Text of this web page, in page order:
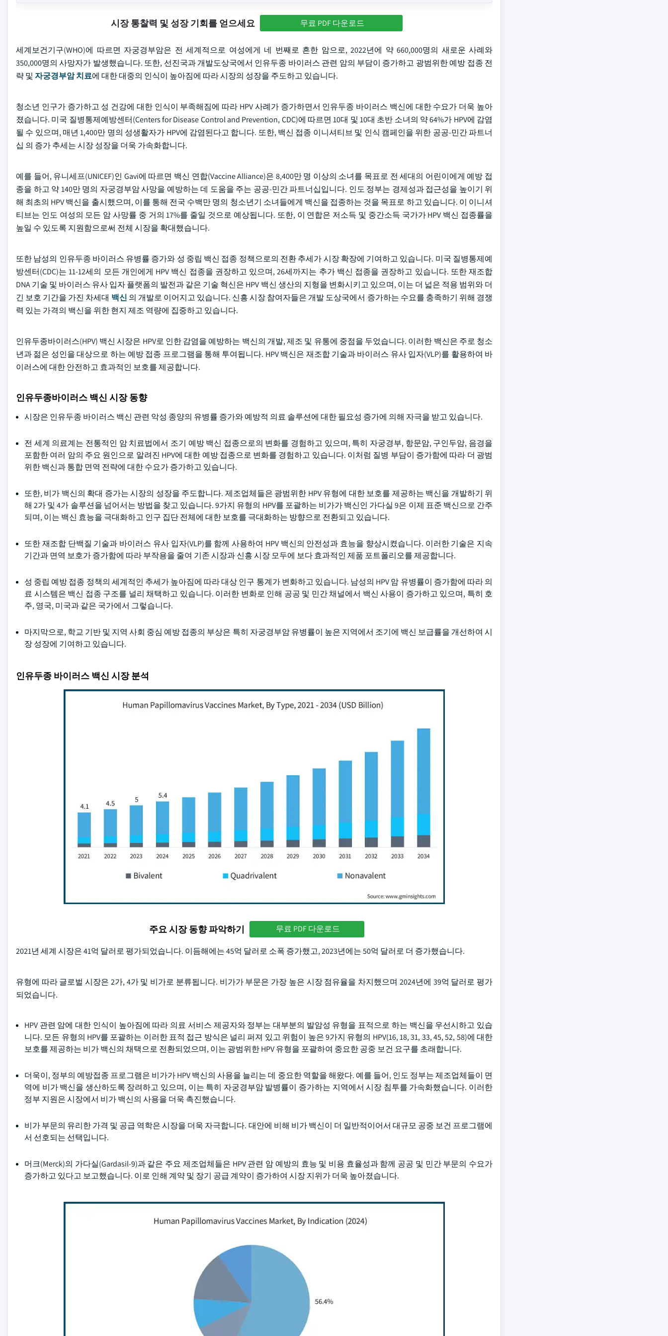
시장 통찰력 및 성장 기회를 얻으세요 무료 PDF 다운로드
세계보건기구(WHO)에 따르면 자궁경부암은 전 세계적으로 여성에게 네 번째로 흔한 암으로, 2022년에 약 660,000명의 새로운 사례와
350,000명의 사망자가 발생했습니다. 또한, 선진국과 개발도상국에서 인유두종 바이러스 관련 암의 부담이 증가하고 광범위한 예방 접종 전
략 및 자궁경부암 치료에 대한 대중의 인식이 높아짐에 따라 시장의 성장을 주도하고 있습니다.
청소년 인구가 증가하고 성 건강에 대한 인식이 부족해짐에 따라 HPV 사례가 증가하면서 인유두종 바이러스 백신에 대한 수요가 더욱 높아
졌습니다. 미국 질병통제예방센터(Centers for Disease Control and Prevention, CDC)에 따르면 10대 및 10대 초반 소녀의 약 64%가 HPV에 감염
될 수 있으며, 매년 1,400만 명의 성생활자가 HPV에 감염된다고 합니다. 또한, 백신 접종 이니셔티브 및 인식 캠페인을 위한 공공-민간 파트너
십 의 증가 추세는 시장 성장을 더욱 가속화합니다.
예를 들어, 유니세프(UNICEF)인 Gavi에 따르면 백신 연합(Vaccine Alliance)은 8,400만 명 이상의 소녀를 목표로 전 세대의 어린이에게 예방 접
종을 하고 약 140만 명의 자궁경부암 사망을 예방하는 데 도움을 주는 공공-민간 파트너십입니다. 인도 정부는 경제성과 접근성을 높이기 위
해 최초의 HPV 백신을 출시했으며, 이를 통해 전국 수백만 명의 청소년기 소녀들에게 백신을 접종하는 것을 목표로 하고 있습니다. 이 이니셔
티브는 인도 여성의 모든 암 사망률 중 거의 17%를 줄일 것으로 예상됩니다. 또한, 이 연합은 저소득 및 중간소득 국가가 HPV 백신 접종률을
높일 수 있도록 지원함으로써 전체 시장을 확대했습니다.
또한 남성의 인유두종 바이러스 유병률 증가와 성 중립 백신 접종 정책으로의 전환 추세가 시장 확장에 기여하고 있습니다. 미국 질병통제예
방센터(CDC)는 11-12세의 모든 개인에게 HPV 백신 접종을 권장하고 있으며, 26세까지는 추가 백신 접종을 권장하고 있습니다. 또한 재조합
DNA 기술 및 바이러스 유사 입자 플랫폼의 발전과 같은 기술 혁신은 HPV 백신 생산의 지형을 변화시키고 있으며, 이는 더 넓은 적용 범위와 더
긴 보호 기간을 가진 차세대 백신 의 개발로 이어지고 있습니다. 신흥 시장 참여자들은 개발 도상국에서 증가하는 수요를 충족하기 위해 경쟁
력 있는 가격의 백신을 위한 현지 제조 역량에 집중하고 있습니다.
인유두종바이러스(HPV) 백신 시장은 HPV로 인한 감염을 예방하는 백신의 개발, 제조 및 유통에 중점을 두었습니다. 이러한 백신은 주로 청소
년과 젊은 성인을 대상으로 하는 예방 접종 프로그램을 통해 투여됩니다. HPV 백신은 재조합 기술과 바이러스 유사 입자(VLP)를 활용하여 바
이러스에 대한 안전하고 효과적인 보호를 제공합니다.
인유두종바이러스 백신 시장 동향
시장은 인유두종 바이러스 백신 관련 악성 종양의 유병률 증가와 예방적 의료 솔루션에 대한 필요성 증가에 의해 자극을 받고 있습니다.
전 세계 의료계는 전통적인 암 치료법에서 조기 예방 백신 접종으로의 변화를 경험하고 있으며, 특히 자궁경부, 항문암, 구인두암, 음경을
포함한 여러 암의 주요 원인으로 알려진 HPV에 대한 예방 접종으로 변화를 경험하고 있습니다. 이처럼 질병 부담이 증가함에 따라 더 광범
위한 백신과 통합 면역 전략에 대한 수요가 증가하고 있습니다.
또한, 비가 백신의 확대 증가는 시장의 성장을 주도합니다. 제조업체들은 광범위한 HPV 유형에 대한 보호를 제공하는 백신을 개발하기 위
해 2가 및 4가 솔루션을 넘어서는 방법을 찾고 있습니다. 9가지 유형의 HPV를 포괄하는 비가가 백신인 가다실 9은 이제 표준 백신으로 간주
되며, 이는 백신 효능을 극대화하고 인구 집단 전체에 대한 보호를 극대화하는 방향으로 전환되고 있습니다.
또한 재조합 단백질 기술과 바이러스 유사 입자(VLP)를 함께 사용하여 HPV 백신의 안전성과 효능을 향상시켰습니다. 이러한 기술은 지속
기간과 면역 보호가 증가함에 따라 부작용을 줄여 기존 시장과 신흥 시장 모두에 보다 효과적인 제품 포트폴리오를 제공합니다.
성 중립 예방 접종 정책의 세계적인 추세가 높아짐에 따라 대상 인구 통계가 변화하고 있습니다. 남성의 HPV 암 유병률이 증가함에 따라 의
료 시스템은 백신 접종 구조를 널리 채택하고 있습니다. 이러한 변화로 인해 공공 및 민간 채널에서 백신 사용이 증가하고 있으며, 특히 호
주, 영국, 미국과 같은 국가에서 그렇습니다.
마지막으로, 학교 기반 및 지역 사회 중심 예방 접종의 부상은 특히 자궁경부암 유병률이 높은 지역에서 조기에 백신 보급률을 개선하여 시
장 성장에 기여하고 있습니다.
인유두종 바이러스 백신 시장 분석
주요 시장 동향 파악하기 무료 PDF 다운로드
2021년 세계 시장은 41억 달러로 평가되었습니다. 이듬해에는 45억 달러로 소폭 증가했고, 2023년에는 50억 달러로 더 증가했습니다.
유형에 따라 글로벌 시장은 2가, 4가 및 비가로 분류됩니다. 비가가 부문은 가장 높은 시장 점유율을 차지했으며 2024년에 39억 달러로 평가
되었습니다.
HPV 관련 암에 대한 인식이 높아짐에 따라 의료 서비스 제공자와 정부는 대부분의 발암성 유형을 표적으로 하는 백신을 우선시하고 있습
니다. 모든 유형의 HPV를 포괄하는 이러한 표적 접근 방식은 널리 퍼져 있고 위험이 높은 9가지 유형의 HPV(16, 18, 31, 33, 45, 52, 58)에 대한
보호를 제공하는 비가 백신의 채택으로 전환되었으며, 이는 광범위한 HPV 유형을 포괄하여 중요한 공중 보건 요구를 초래합니다.
더욱이, 정부의 예방접종 프로그램은 비가가 HPV 백신의 사용을 늘리는 데 중요한 역할을 해왔다. 예를 들어, 인도 정부는 제조업체들이 면
역에 비가 백신을 생산하도록 장려하고 있으며, 이는 특히 자궁경부암 발병률이 증가하는 지역에서 시장 침투를 가속화했습니다. 이러한
정부 지원은 시장에서 비가 백신의 사용을 더욱 촉진했습니다.
비가 부문의 유리한 가격 및 공급 역학은 시장을 더욱 자극합니다. 대안에 비해 비가 백신이 더 일반적이어서 대규모 공중 보건 프로그램에
서 선호되는 선택입니다.
머크(Merck)의 가다실(Gardasil-9)과 같은 주요 제조업체들은 HPV 관련 암 예방의 효능 및 비용 효율성과 함께 공공 및 민간 부문의 수요가
증가하고 있다고 보고했습니다. 이로 인해 계약 및 장기 공급 계약이 증가하여 시장 지위가 더욱 높아졌습니다.